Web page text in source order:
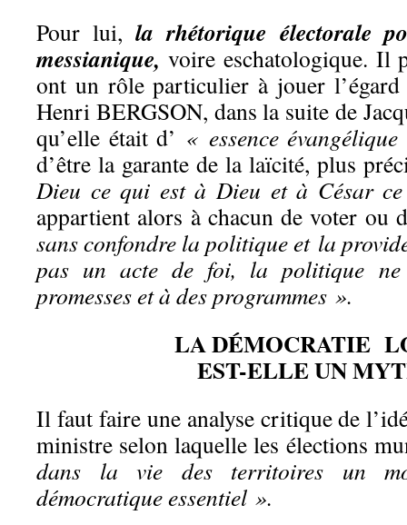
Pour lui,la rhétorique électorale
messianique, voire eschatologique. Il
ont un rôle particulier à jouer
Henri BERGSON, dans la suite de
qu’elle était d’ « essence
d’être la garante de la laïcité, plus
Dieu ce qui est à Dieu et à César
appartient alors à chacun de voter ou
sans confondre la politique et la
pas un acte de foi, la politique
promesses et à des programmes ».
LA DÉMOCRATIE
EST-ELLE UN
Il faut faire une analyse critique de
ministre selon laquelle les élections
dans la vie des territoires un
démocratique essentiel ».